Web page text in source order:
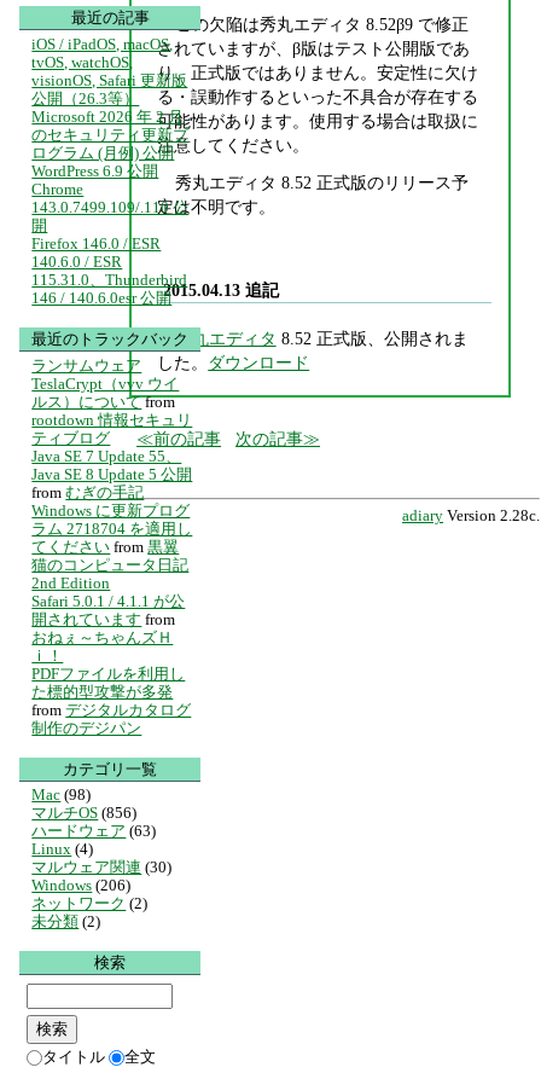
この欠陥は秀丸エディタ 8.52β9 で修正
されていますが、β版はテスト公開版であ
り、正式版ではありません。安定性に欠け
る・誤動作するといった不具合が存在する
可能性があります。使用する場合は取扱に
注意してください。
秀丸エディタ 8.52 正式版のリリース予
定は不明です。
2015.04.13 追記
秀丸エディタ 8.52 正式版、公開されま
した。
ダウンロード
前の記事 次の記事
adiary Version 2.28c.
最近の記事
iOS / iPadOS, macOS,
tvOS, watchOS,
visionOS, Safari 更新版
公開（26.3等）
Microsoft 2026 年 2 月
のセキュリティ更新プ
ログラム (月例) 公開
WordPress 6.9 公開
Chrome
143.0.7499.109/.110 公
開
Firefox 146.0 / ESR
140.6.0 / ESR
115.31.0、Thunderbird
146 / 140.6.0esr 公開
最近のトラックバック
ランサムウェア
TeslaCrypt（vvv ウイ
ルス）について from
rootdown 情報セキュリ
ティブログ
Java SE 7 Update 55、
Java SE 8 Update 5 公開
from むぎの手記
Windows に更新プログ
ラム 2718704 を適用し
てください from 黒翼
猫のコンピュータ日記
2nd Edition
Safari 5.0.1 / 4.1.1 が公
開されています from
おねぇ～ちゃんズＨ
ｉ！
PDFファイルを利用し
た標的型攻撃が多発
from デジタルカタログ
制作のデジパン
カテゴリ一覧
Mac (98)
マルチOS (856)
ハードウェア (63)
Linux (4)
マルウェア関連 (30)
Windows (206)
ネットワーク (2)
未分類 (2)
検索
タイトル 全文